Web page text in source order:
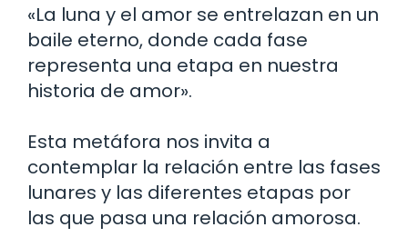
«La luna y el amor se entrelazan en un
baile eterno, donde cada fase
representa una etapa en nuestra
historia de amor».
Esta metáfora nos invita a
contemplar la relación entre las fases
lunares y las diferentes etapas por
las que pasa una relación amorosa.